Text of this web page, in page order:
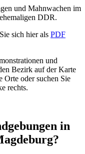
und Mahnwachen im
DDR.
sich hier als PDF
und
Bezirk auf der Karte
Orte oder suchen Sie
rechts.
in